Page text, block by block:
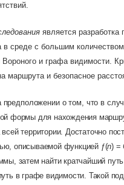
является
в среде с большим
и графа видимости.
маршрута и безопасное
предположении о том, что в
формы для нахождения
территории. Достаточно
описываемой функцией ƒ(n) =
затем найти кратчайший
в графе видимости. Такой